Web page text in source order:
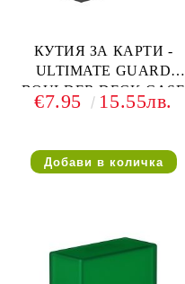
КУТИЯ ЗА КАРТИ -
ULTIMATE GUARD
BOULDER DECK CASE
(за LCG, TCG и др) 40+ -
€7.95 15.55лв.